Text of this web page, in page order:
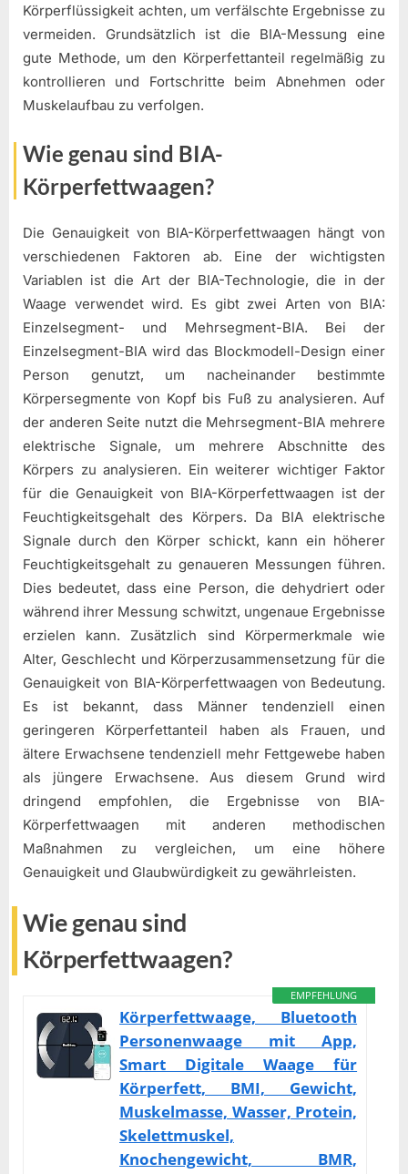
Körperflüssigkeit achten, um verfälschte Ergebnisse zu
vermeiden. Grundsätzlich ist die BIA-Messung eine
gute Methode, um den Körperfettanteil regelmäßig zu
kontrollieren und Fortschritte beim Abnehmen oder
Muskelaufbau zu verfolgen.
Wie genau sind BIA-
Körperfettwaagen?
Die Genauigkeit von BIA-Körperfettwaagen hängt von
verschiedenen Faktoren ab. Eine der wichtigsten
Variablen ist die Art der BIA-Technologie, die in der
Waage verwendet wird. Es gibt zwei Arten von BIA:
Einzelsegment- und Mehrsegment-BIA. Bei der
Einzelsegment-BIA wird das Blockmodell-Design einer
Person genutzt, um nacheinander bestimmte
Körpersegmente von Kopf bis Fuß zu analysieren. Auf
der anderen Seite nutzt die Mehrsegment-BIA mehrere
elektrische Signale, um mehrere Abschnitte des
Körpers zu analysieren. Ein weiterer wichtiger Faktor
für die Genauigkeit von BIA-Körperfettwaagen ist der
Feuchtigkeitsgehalt des Körpers. Da BIA elektrische
Signale durch den Körper schickt, kann ein höherer
Feuchtigkeitsgehalt zu genaueren Messungen führen.
Dies bedeutet, dass eine Person, die dehydriert oder
während ihrer Messung schwitzt, ungenaue Ergebnisse
erzielen kann. Zusätzlich sind Körpermerkmale wie
Alter, Geschlecht und Körperzusammensetzung für die
Genauigkeit von BIA-Körperfettwaagen von Bedeutung.
Es ist bekannt, dass Männer tendenziell einen
geringeren Körperfettanteil haben als Frauen, und
ältere Erwachsene tendenziell mehr Fettgewebe haben
als jüngere Erwachsene. Aus diesem Grund wird
dringend empfohlen, die Ergebnisse von BIA-
Körperfettwaagen mit anderen methodischen
Maßnahmen zu vergleichen, um eine höhere
Genauigkeit und Glaubwürdigkeit zu gewährleisten.
Wie genau sind
Körperfettwaagen?
EMPFEHLUNG
Körperfettwaage, Bluetooth
Personenwaage mit App,
Smart Digitale Waage für
Körperfett, BMI, Gewicht,
Muskelmasse, Wasser, Protein,
Skelettmuskel,
Knochengewicht, BMR,